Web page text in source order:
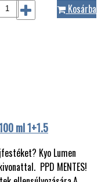
Kosárba
ml 1+1.5
Kyo Lumen
PPD MENTES!